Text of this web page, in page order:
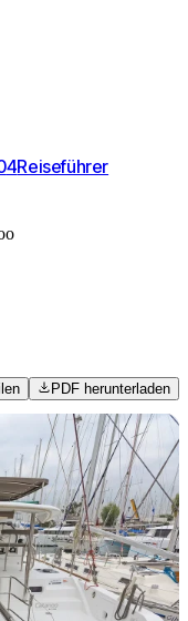
4Reiseführer
PDF herunterladen